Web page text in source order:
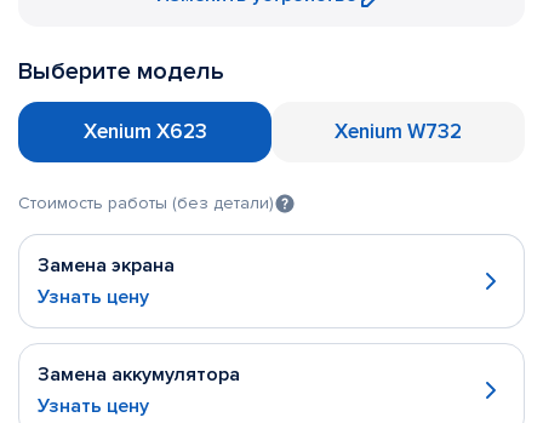
Выберите модель
Xenium X623 Xenium W732
Стоимость работы (без детали)
Замена экрана
Узнать цену
Замена аккумулятора
Узнать цену